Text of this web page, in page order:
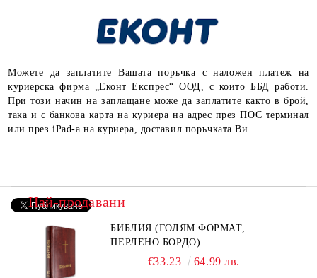
Можете да заплатите Вашата поръчка с наложен платеж на
куриерска фирма „Еконт Експрес“ ООД, с които ББД работи.
При този начин на заплащане може да заплатите както в брой,
така и с банкова карта на куриера на адрес през ПОС терминал
или през iPad-а на куриера, доставил поръчката Ви.
Най-продавани
БИБЛИЯ (ГОЛЯМ ФОРМАТ,
ПЕРЛЕНО БОРДО)
€33.23 64.99 лв.